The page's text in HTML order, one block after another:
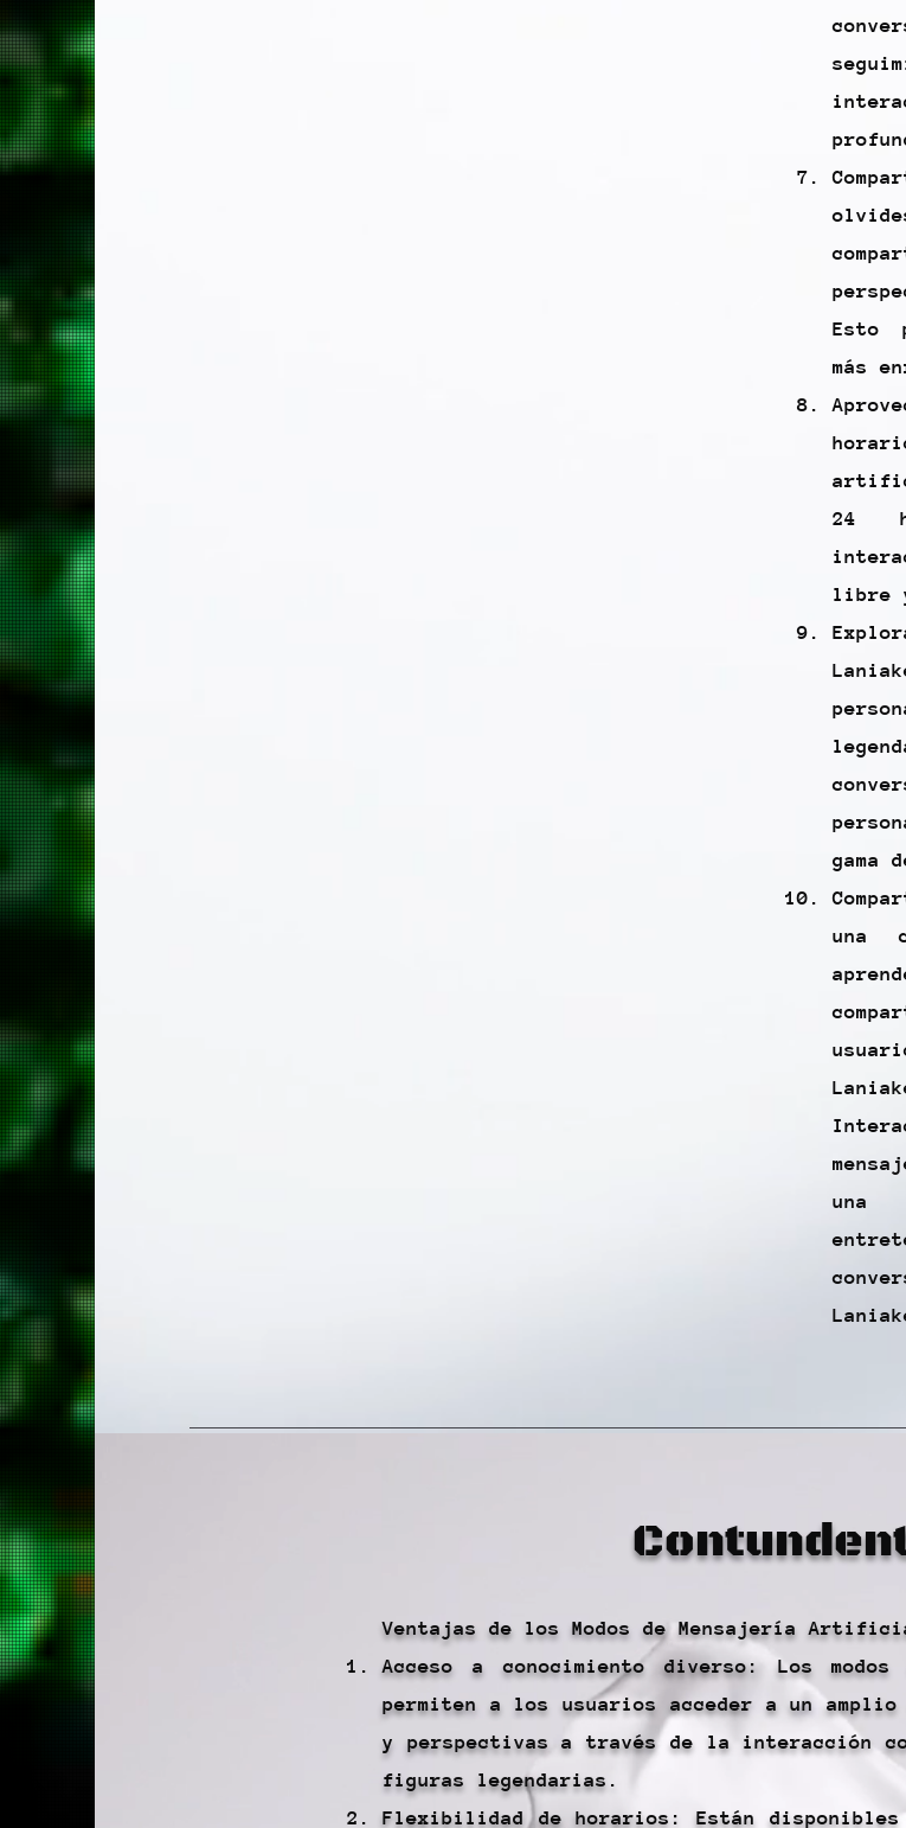
Esto
más
24
libre
gama
una
una
Ventajas de los Modos de Mensajería
Acceso a conocimiento diverso: Los
permiten a los usuarios acceder a un amplio
y perspectivas a través de la interacción
figuras legendarias.
Flexibilidad de horarios: Están